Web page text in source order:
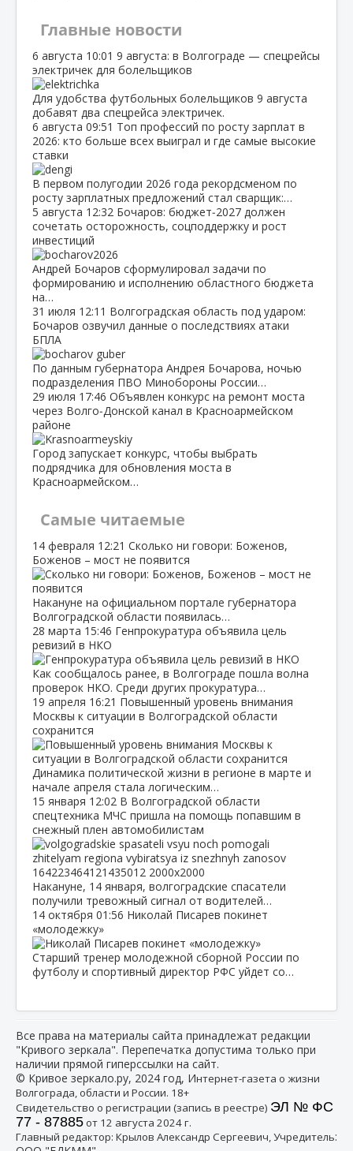
Главные новости
6 августа 10:01 9 августа: в Волгограде — спецрейсы
электричек для болельщиков
Для удобства футбольных болельщиков 9 августа
добавят два спецрейса электричек.
6 августа 09:51 Топ профессий по росту зарплат в
2026: кто больше всех выиграл и где самые высокие
ставки
В первом полугодии 2026 года рекордсменом по
росту зарплатных предложений стал сварщик:…
5 августа 12:32 Бочаров: бюджет‑2027 должен
сочетать осторожность, соцподдержку и рост
инвестиций
Андрей Бочаров сформулировал задачи по
формированию и исполнению областного бюджета
на…
31 июля 12:11 Волгоградская область под ударом:
Бочаров озвучил данные о последствиях атаки
БПЛА
По данным губернатора Андрея Бочарова, ночью
подразделения ПВО Минобороны России…
29 июля 17:46 Объявлен конкурс на ремонт моста
через Волго‑Донской канал в Красноармейском
районе
Город запускает конкурс, чтобы выбрать
подрядчика для обновления моста в
Красноармейском…
Самые читаемые
14 февраля 12:21 Сколько ни говори: Боженов,
Боженов – мост не появится
Накануне на официальном портале губернатора
Волгоградской области появилась…
28 марта 15:46 Генпрокуратура объявила цель
ревизий в НКО
Как сообщалось ранее, в Волгограде пошла волна
проверок НКО. Среди других прокуратура…
19 апреля 16:21 Повышенный уровень внимания
Москвы к ситуации в Волгоградской области
сохранится
Динамика политической жизни в регионе в марте и
начале апреля стала логическим…
15 января 12:02 В Волгоградской области
спецтехника МЧС пришла на помощь попавшим в
снежный плен автомобилистам
Накануне, 14 января, волгоградские спасатели
получили тревожный сигнал от водителей…
14 октября 01:56 Николай Писарев покинет
«молодежку»
Старший тренер молодежной сборной России по
футболу и спортивный директор РФС уйдет со…
Все права на материалы сайта принадлежат редакции
"Кривого зеркала". Перепечатка допустима только при
наличии прямой гиперссылки на сайт.
© Кривое зеркало.ру, 2024 год, Интернет-газета о жизни
Волгограда, области и России. 18+
Свидетельство о регистрации (запись в реестре) ЭЛ № ФС
77 - 87885от 12 августа 2024 г.
Главный редактор: Крылов Александр Сергеевич, Учредитель: